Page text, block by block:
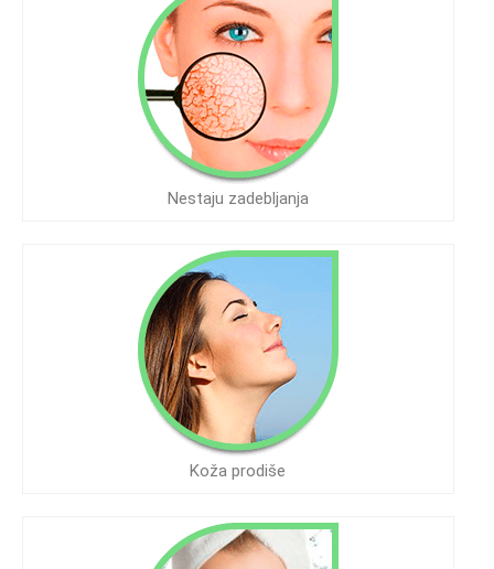
Nestaju zadebljanja
Koža prodiše